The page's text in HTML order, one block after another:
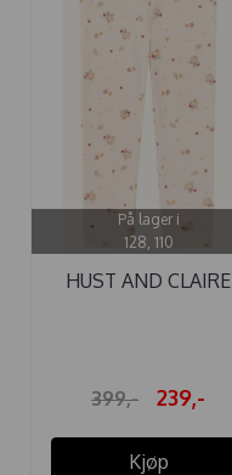
På lager i
128, 110
HUST AND CLAIRE
399,- 239,-
Kjøp